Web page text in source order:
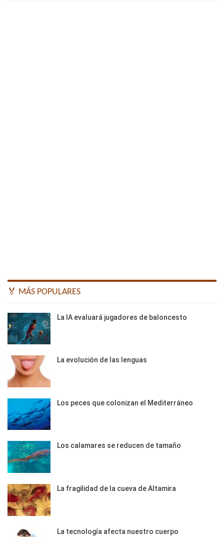
🏅 MÁS POPULARES
La IA evaluará jugadores de baloncesto
La evolución de las lenguas
Los peces que colonizan el Mediterráneo
Los calamares se reducen de tamaño
La fragilidad de la cueva de Altamira
La tecnología afecta nuestro cuerpo